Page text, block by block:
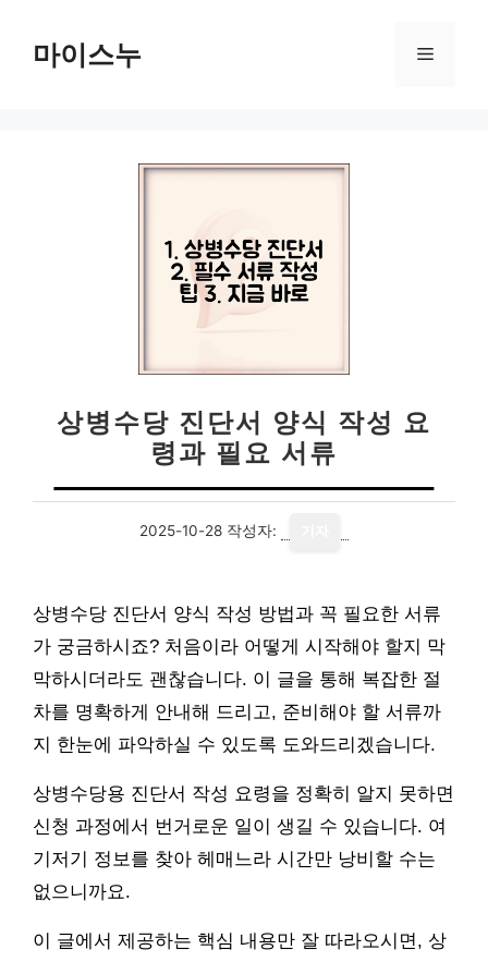
마이스누 메
상병수당 진단서 양식 작성 요
령과 필요 서류
2025-10-28 작성자:
상병수당 진단서 양식 작성 방법과 꼭 필요한 서류
가 궁금하시죠? 처음이라 어떻게 시작해야 할지 막
막하시더라도 괜찮습니다. 이 글을 통해 복잡한 절
차를 명확하게 안내해 드리고, 준비해야 할 서류까
지 한눈에 파악하실 수 있도록 도와드리겠습니다.
상병수당용 진단서 작성 요령을 정확히 알지 못하면
신청 과정에서 번거로운 일이 생길 수 있습니다. 여
기저기 정보를 찾아 헤매느라 시간만 낭비할 수는
없으니까요.
이 글에서 제공하는 핵심 내용만 잘 따라오시면, 상